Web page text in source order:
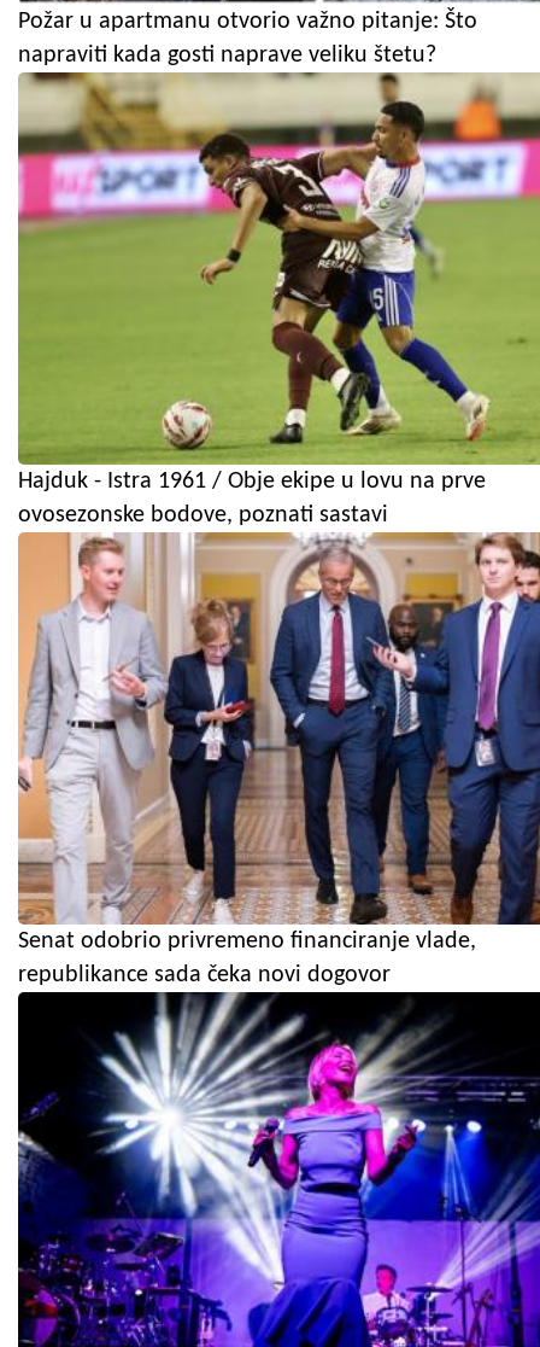
Požar u apartmanu otvorio važno pitanje: Što
napraviti kada gosti naprave veliku štetu?
Hajduk - Istra 1961 / Obje ekipe u lovu na prve
ovosezonske bodove, poznati sastavi
Senat odobrio privremeno financiranje vlade,
republikance sada čeka novi dogovor